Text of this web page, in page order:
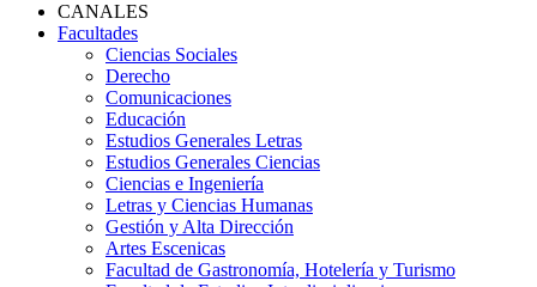
CANALES
Facultades
Ciencias Sociales
Derecho
Comunicaciones
Educación
Estudios Generales Letras
Estudios Generales Ciencias
Ciencias e Ingeniería
Letras y Ciencias Humanas
Gestión y Alta Dirección
Artes Escenicas
Facultad de Gastronomía, Hotelería y Turismo